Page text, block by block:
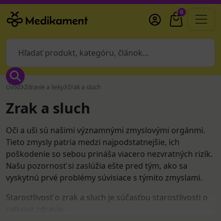
0
Úvod Zdravie a lieky Zrak a sluch
Zrak a sluch
Oči a uši sú našimi významnými zmyslovými orgánmi.
Tieto zmysly patria medzi najpodstatnejšie, ich
poškodenie so sebou prináša viacero nezvratných rizík.
Našu pozornosť si zaslúžia ešte pred tým, ako sa
vyskytnú prvé problémy súvisiace s týmito zmyslami.
Starostlivosť o zrak a sluch je súčasťou starostlivosti o